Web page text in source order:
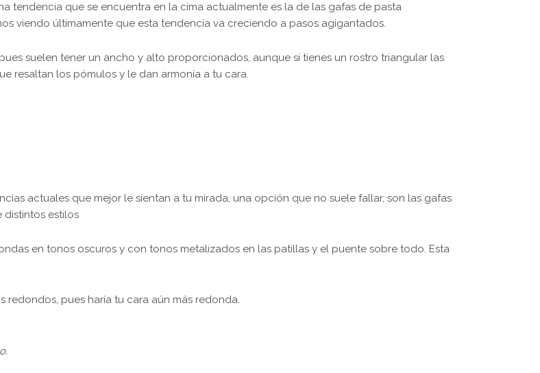
tendencia que se encuentra en la cima actualmente es la de las gafas de pasta
viendo últimamente que esta tendencia va creciendo a pasos agigantados.
suelen tener un ancho y alto proporcionados, aunque si tienes un rostro triangular las
resaltan los pómulos y le dan armonía a tu cara.
actuales que mejor le sientan a tu mirada, una opción que no suele fallar, son las gafas
estilos
en tonos oscuros y con tonos metalizados en las patillas y el puente sobre todo. Esta
pues haría tu cara aún más redonda.